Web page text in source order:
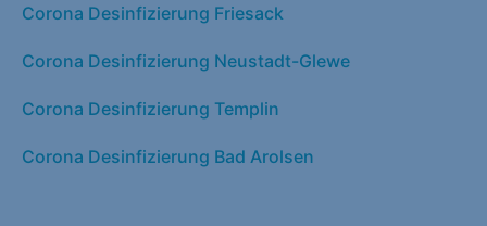
Corona Desinfizierung Friesack
Corona Desinfizierung Neustadt-Glewe
Corona Desinfizierung Templin
Corona Desinfizierung Bad Arolsen